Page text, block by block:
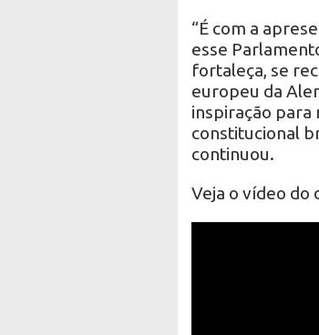
“É com a
esse
fortaleça, se
europeu da
inspiração para
constitucional
continuou.
Veja o vídeo do